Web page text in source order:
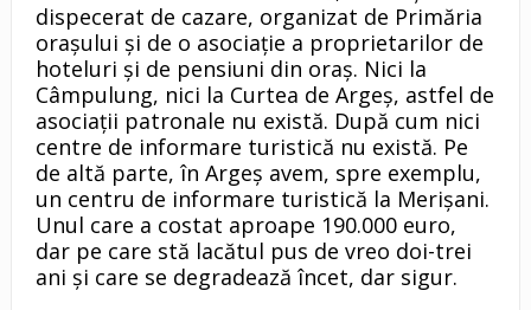
dispecerat de cazare, organizat de Primăria
oraşului şi de o asociaţie a proprietarilor de
hoteluri şi de pensiuni din oraş. Nici la
Câmpulung, nici la Curtea de Argeş, astfel de
asociaţii patronale nu există. După cum nici
centre de informare turistică nu există. Pe
de altă parte, în Argeş avem, spre exemplu,
un centru de informare turistică la Merişani.
Unul care a costat aproape 190.000 euro,
dar pe care stă lacătul pus de vreo doi-trei
ani şi care se degradează încet, dar sigur.